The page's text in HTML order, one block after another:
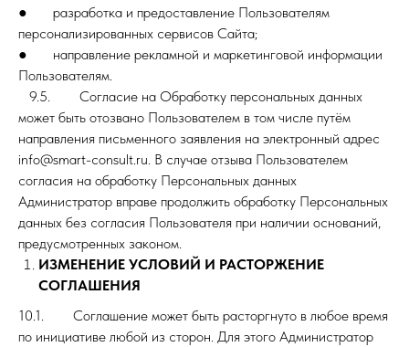
● разработка и предоставление Пользователям
персонализированных сервисов Сайта;
● направление рекламной и маркетинговой информации
Пользователям.
9.5. Согласие на Обработку персональных данных
может быть отозвано Пользователем в том числе путём
направления письменного заявления на электронный адрес
info@smart-consult.ru. В случае отзыва Пользователем
согласия на обработку Персональных данных
Администратор вправе продолжить обработку Персональных
данных без согласия Пользователя при наличии оснований,
предусмотренных законом.
ИЗМЕНЕНИЕ УСЛОВИЙ И РАСТОРЖЕНИЕ
СОГЛАШЕНИЯ
10.1. Соглашение может быть расторгнуто в любое время
по инициативе любой из сторон. Для этого Администратор